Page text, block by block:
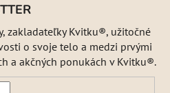
zakladateľky Kvitku®, užitočné
o svoje telo a medzi prvými
a akčných ponukách v Kvitku®.